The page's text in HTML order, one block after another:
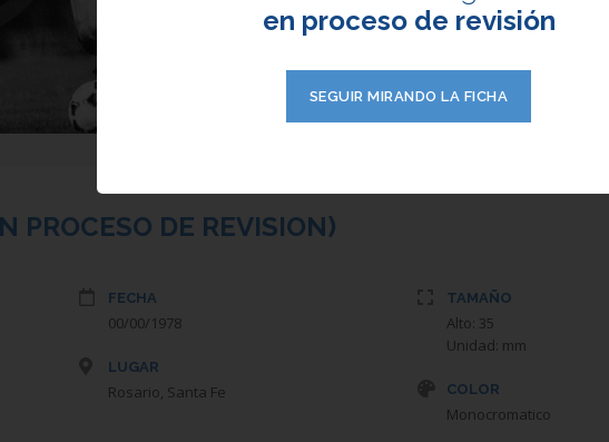
Fred Joch, Thomas
exceptúan las de las
paginas 39, 41 y 43,
PROCESO DE REVISION)
FECHA
00/00/1978
LUGAR
Rosario, Santa Fe
TAMAÑO
Alto: 35
Unidad: mm
COLOR
Monocromatico
en proceso de revisión
SEGUIR MIRANDO LA FICHA